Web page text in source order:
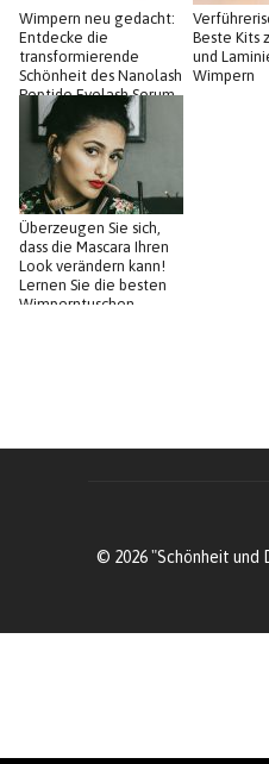
Wimpern neu gedacht:
Entdecke die
transformierende
Schönheit des Nanolash
Peptide Eyelash Serum
Beste Kits
und
Wimpern
Überzeugen Sie sich,
dass die Mascara Ihren
Look verändern kann!
Lernen Sie die besten
Wimperntuschen
© 2026 "Schönheit und